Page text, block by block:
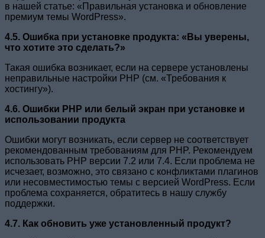
в нашей статье: «Правильная установка и обновление
премиум темы WordPress».
4.5. Ошибка при установке продукта: «Вы уверены,
что хотите это сделать?»
Такая ошибка возникает, если на сервере установлены
неправильные настройки PHP (см. «Требования к
хостингу»).
4.6. Ошибки PHP или белый экран при установке и
использовании продукта
Ошибки могут возникать, если сервер не соответствует
рекомендованным требованиям для PHP. Рекомендуем
использовать PHP версии 7.2 или 7.4. Если проблема не
исчезает, возможно, это связано с конфликтами плагинов
или несовместимостью темы с версией WordPress. Если
проблема сохраняется, обратитесь в нашу службу
поддержки.
4.7. Как обновить уже установленный продукт?